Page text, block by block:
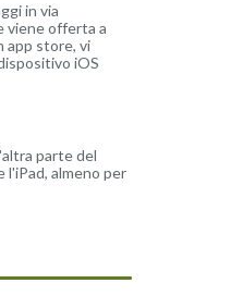
in via
viene offerta a
app store, vi
iOS
parte del
l'iPad, almeno per